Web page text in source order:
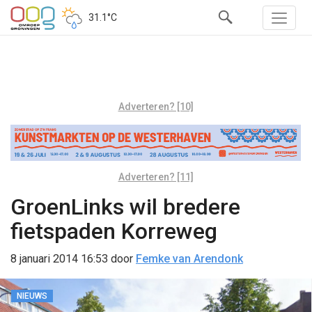
31.1°C
Adverteren? [10]
Adverteren? [11]
GroenLinks wil bredere
fietspaden Korreweg
8 januari 2014 16:53 door Femke van Arendonk
NIEUWS